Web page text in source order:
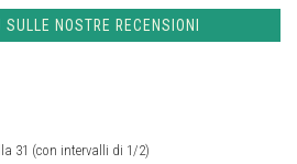
NOSTRE RECENSIONI
31 (con intervalli di 1/2)